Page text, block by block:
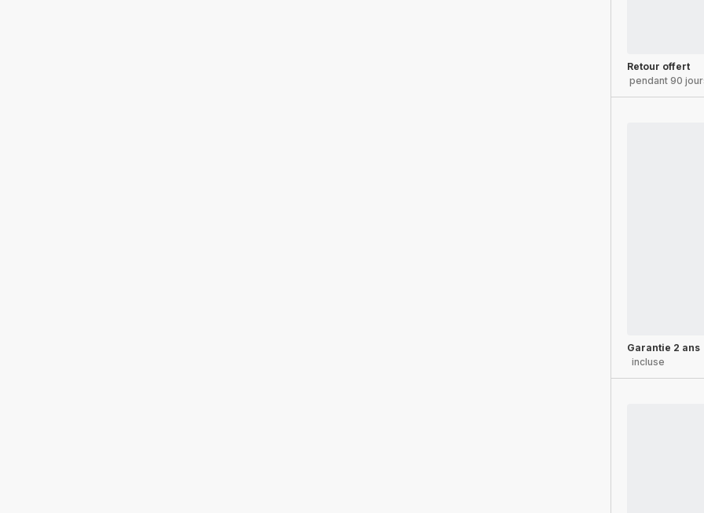
Retour offert
pendant 90
Garantie 2 ans
incluse